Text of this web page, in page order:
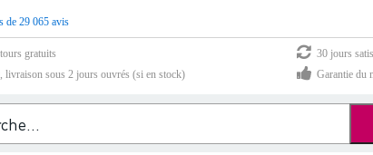
de 29 065 avis
gratuits
30 jours
livraison sous 2 jours ouvrés (si en stock)
Garantie du